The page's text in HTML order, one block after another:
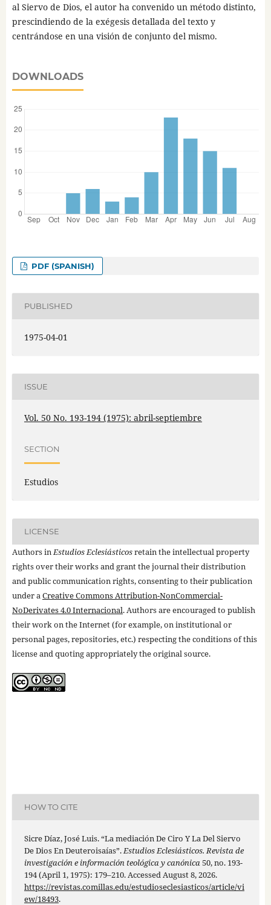
al Siervo de Dios, el autor ha convenido un método distinto,
prescindiendo de la exégesis detallada del texto y
centrándose en una visión de conjunto del mismo.
DOWNLOADS
PDF (SPANISH)
PUBLISHED
1975-04-01
ISSUE
Vol. 50 No. 193-194 (1975): abril-septiembre
SECTION
Estudios
LICENSE
Authors inEstudios Eclesiásticosretain the intellectual property
rights over their works and grant the journal their distribution
and public communication rights, consenting to their publication
under aCreative Commons Attribution-NonCommercial-
NoDerivates 4.0 Internacional. Authors are encouraged to publish
their work on the Internet (for example, on institutional or
personal pages, repositories, etc.) respecting the conditions of this
license and quoting appropriately the original source.
HOW TO CITE
Sicre Díaz, José Luis. “La mediación De Ciro Y La Del Siervo
De Dios En Deuteroisaías”.Estudios Eclesiásticos. Revista de
investigación e información teológica y canónica50, no. 193-
194 (April 1, 1975): 179–210. Accessed August 8, 2026.
https://revistas.comillas.edu/estudioseclesiasticos/article/vi
ew/18493.